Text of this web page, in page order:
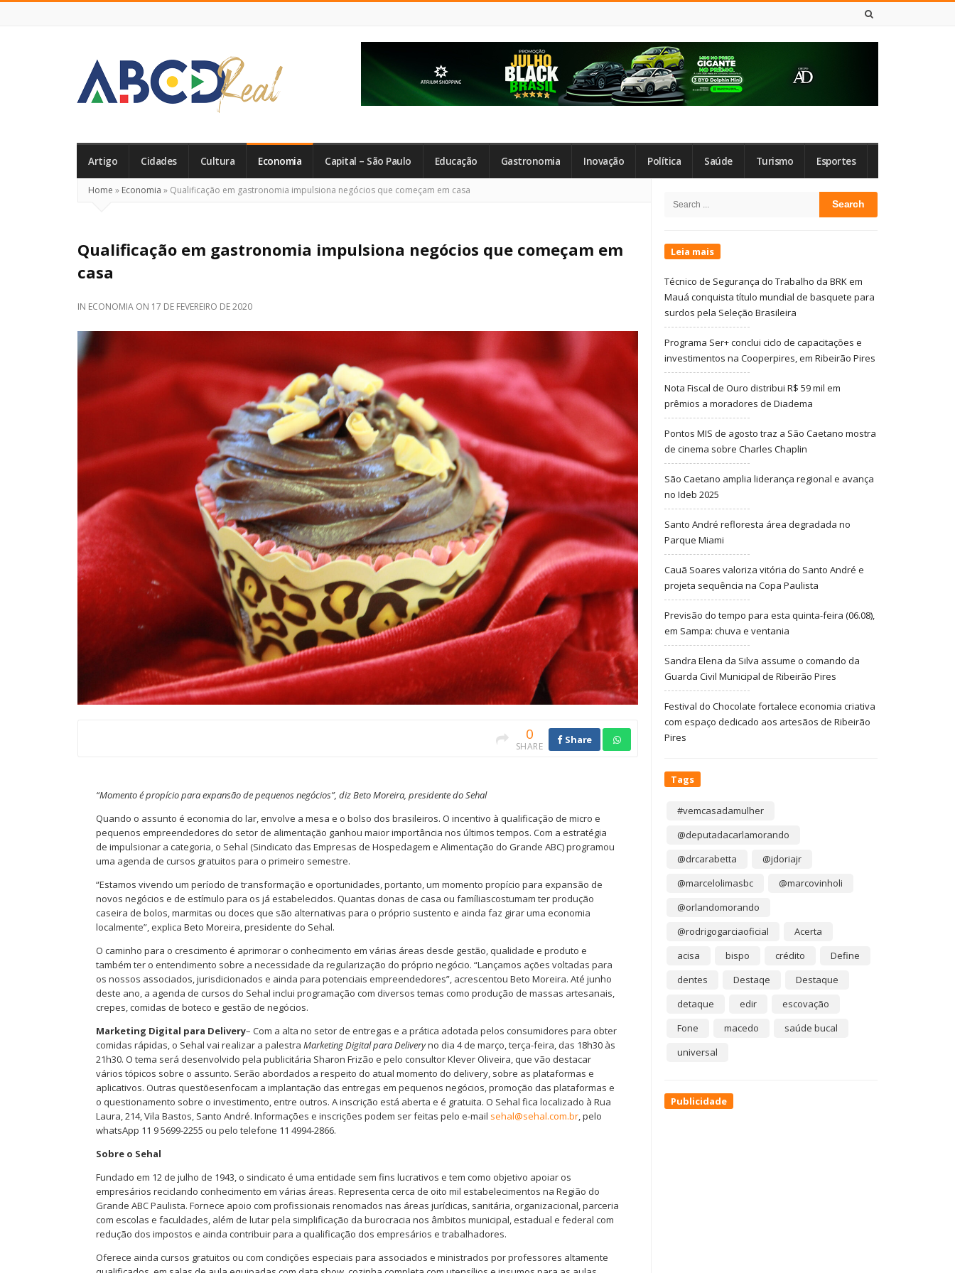
Real
Artigo Cidades Cultura Economia Capital – São Paulo Educação Gastronomia Inovação Política Saúde Turismo Esportes
Home » Economia » Qualificação em gastronomia impulsiona negócios que começam em casa
Qualificação em gastronomia impulsiona negócios que começam em
casa
IN ECONOMIA ON 17 DE FEVEREIRO DE 2020
0
SHARE
Share
“Momento é propício para expansão de pequenos negócios”, diz Beto Moreira, presidente do Sehal
Quando o assunto é economia do lar, envolve a mesa e o bolso dos brasileiros. O incentivo à qualificação de micro e
pequenos empreendedores do setor de alimentação ganhou maior importância nos últimos tempos. Com a estratégia
de impulsionar a categoria, o Sehal (Sindicato das Empresas de Hospedagem e Alimentação do Grande ABC) programou
uma agenda de cursos gratuitos para o primeiro semestre.
“Estamos vivendo um período de transformação e oportunidades, portanto, um momento propício para expansão de
novos negócios e de estímulo para os já estabelecidos. Quantas donas de casa ou famíliascostumam ter produção
caseira de bolos, marmitas ou doces que são alternativas para o próprio sustento e ainda faz girar uma economia
localmente”, explica Beto Moreira, presidente do Sehal.
O caminho para o crescimento é aprimorar o conhecimento em várias áreas desde gestão, qualidade e produto e
também ter o entendimento sobre a necessidade da regularização do próprio negócio. “Lançamos ações voltadas para
os nossos associados, jurisdicionados e ainda para potenciais empreendedores”, acrescentou Beto Moreira. Até junho
deste ano, a agenda de cursos do Sehal inclui programação com diversos temas como produção de massas artesanais,
crepes, comidas de boteco e gestão de negócios.
Marketing Digital para Delivery– Com a alta no setor de entregas e a prática adotada pelos consumidores para obter
comidas rápidas, o Sehal vai realizar a palestra Marketing Digital para Deliveryno dia 4 de março, terça-feira, das 18h30 às
21h30. O tema será desenvolvido pela publicitária Sharon Frizão e pelo consultor Klever Oliveira, que vão destacar
vários tópicos sobre o assunto. Serão abordados a respeito do atual momento do delivery, sobre as plataformas e
aplicativos. Outras questõesenfocam a implantação das entregas em pequenos negócios, promoção das plataformas e
o questionamento sobre o investimento, entre outros. A inscrição está aberta e é gratuita. O Sehal fica localizado à Rua
Laura, 214, Vila Bastos, Santo André. Informações e inscrições podem ser feitas pelo e-mail sehal@sehal.com.br, pelo
whatsApp 11 9 5699-2255 ou pelo telefone 11 4994-2866.
Sobre o Sehal
Fundado em 12 de julho de 1943, o sindicato é uma entidade sem fins lucrativos e tem como objetivo apoiar os
empresários reciclando conhecimento em várias áreas. Representa cerca de oito mil estabelecimentos na Região do
Grande ABC Paulista. Fornece apoio com profissionais renomados nas áreas jurídicas, sanitária, organizacional, parceria
com escolas e faculdades, além de lutar pela simplificação da burocracia nos âmbitos municipal, estadual e federal com
redução dos impostos e ainda contribuir para a qualificação dos empresários e trabalhadores.
Oferece ainda cursos gratuitos ou com condições especiais para associados e ministrados por professores altamente
Sidebar
Search
Leia mais
Técnico de Segurança do Trabalho da BRK em
Mauá conquista título mundial de basquete para
surdos pela Seleção Brasileira
Programa Ser+ conclui ciclo de capacitações e
investimentos na Cooperpires, em Ribeirão Pires
Nota Fiscal de Ouro distribui R$ 59 mil em
prêmios a moradores de Diadema
Pontos MIS de agosto traz a São Caetano mostra
de cinema sobre Charles Chaplin
São Caetano amplia liderança regional e avança
no Ideb 2025
Santo André refloresta área degradada no
Parque Miami
Cauã Soares valoriza vitória do Santo André e
projeta sequência na Copa Paulista
Previsão do tempo para esta quinta-feira (06.08),
em Sampa: chuva e ventania
Sandra Elena da Silva assume o comando da
Guarda Civil Municipal de Ribeirão Pires
Festival do Chocolate fortalece economia criativa
com espaço dedicado aos artesãos de Ribeirão
Pires
Tags
#vemcasadamulher
@deputadacarlamorando
@drcarabetta
@jdoriajr
@marcelolimasbc
@marcovinholi
@orlandomorando
@rodrigogarciaoficial
Acerta
acisa
bispo crédito
Define
dentes
Destaqe
Destaque
detaque
edir
escovação
Fone
macedo
saúde bucal
universal
Publicidade